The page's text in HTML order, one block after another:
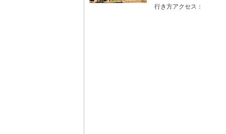
行き方アクセス：